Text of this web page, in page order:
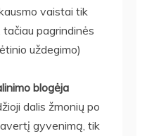
vaistai tik
pagrindinės
uždegimo)
blogėja
dalis žmonių po
gyvenimą, tik